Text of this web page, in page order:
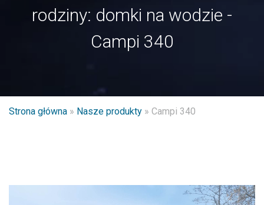
rodziny: domki na wodzie -
Campi 340
Strona główna » Nasze produkty » Campi 340